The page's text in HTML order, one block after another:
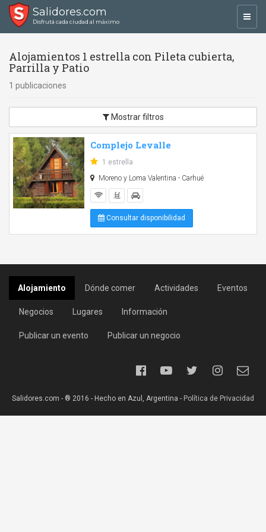
Salidores.com
Disfrutá cada ciudad al máximo
Alojamientos 1 estrella con Pileta cubierta,
Parrilla y Patio
1 publicaciones
Mostrar filtros
Complejo Levalle
1 estrella
Moreno y Loma Valentina - Carhué
Consultar disponibilidad
Alojamiento Dónde comer Actividades Eventos
Negocios Lugares Información
Publicar un evento Publicar un negocio
Salidores.com - ® 2016 - Hecho en Azul, Argentina - Política de Privacidad